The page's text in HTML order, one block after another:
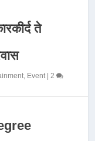
ते
, Event|2